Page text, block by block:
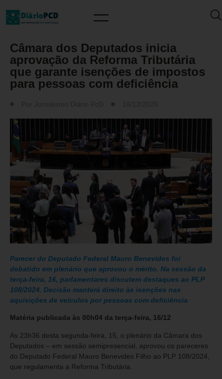
Câmara dos Deputados inicia
aprovação da Reforma Tributária
que garante isenções de impostos
para pessoas com deficiência
Parecer do Deputado Federal Mauro Benevides foi
debatido em plenário que aprovou o mérito. Na sessão da
terça-feira, 16, parlamentares discutem destaques ao PLP
108/2024. Decisão manterá direito às isenções nas
aquisições de veículos por pessoas com deficiência
Matéria publicada às 00h04 da terça-feira, 16/12
As 23h36 desta segunda-feira, 15, o plenário da Câmara dos
Deputados – em sessão semipresencial, aprovou os pareceres
do Deputado Federal Mauro Benevides Filho ao PLP 108/2024,
que regulamenta a Reforma Tributária.